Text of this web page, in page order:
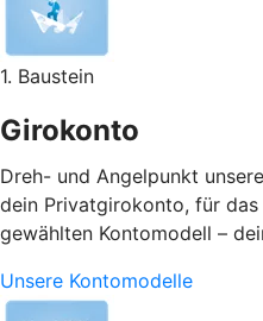
1. Baustein
Girokonto
Dreh- und Angelpunkt
dein Privatgirokonto, für
gewählten Kontomodell –
Unsere Kontomodelle